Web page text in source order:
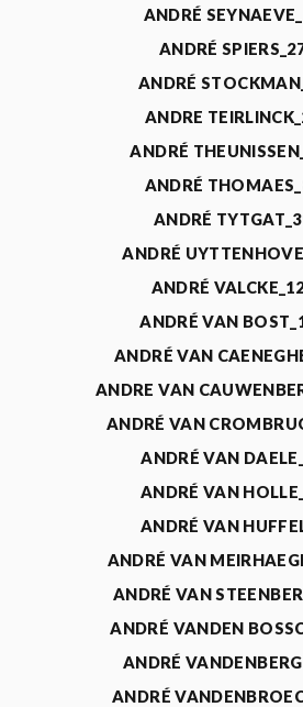
ANDRÉ
ANDRÉ
ANDRÉ
ANDRE
ANDRÉ
ANDRÉ
ANDRÉ
ANDRÉ
ANDRÉ
ANDRÉ VAN
ANDRÉ VAN
ANDRE VAN
ANDRÉ VAN
ANDRÉ VAN
ANDRÉ VAN
ANDRÉ VAN
ANDRÉ VAN
ANDRÉ VAN
ANDRÉ VANDEN
ANDRÉ
ANDRÉ